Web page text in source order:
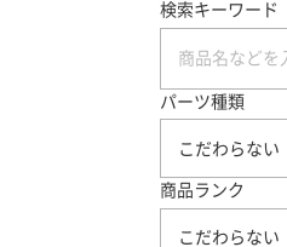
検索キーワード
パーツ種類
こだわらない
商品ランク
こだわらない